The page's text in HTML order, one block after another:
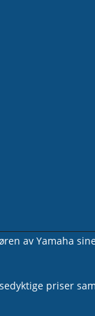
av Yamaha
priser